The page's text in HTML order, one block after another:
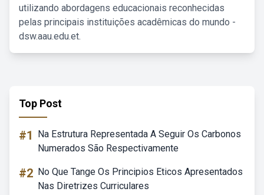
utilizando abordagens educacionais reconhecidas
pelas principais instituições acadêmicas do mundo -
dsw.aau.edu.et.
Top Post
#1
Na Estrutura Representada A Seguir Os Carbonos
Numerados São Respectivamente
#2 No Que Tange Os Principios Eticos Apresentados
Nas Diretrizes Curriculares